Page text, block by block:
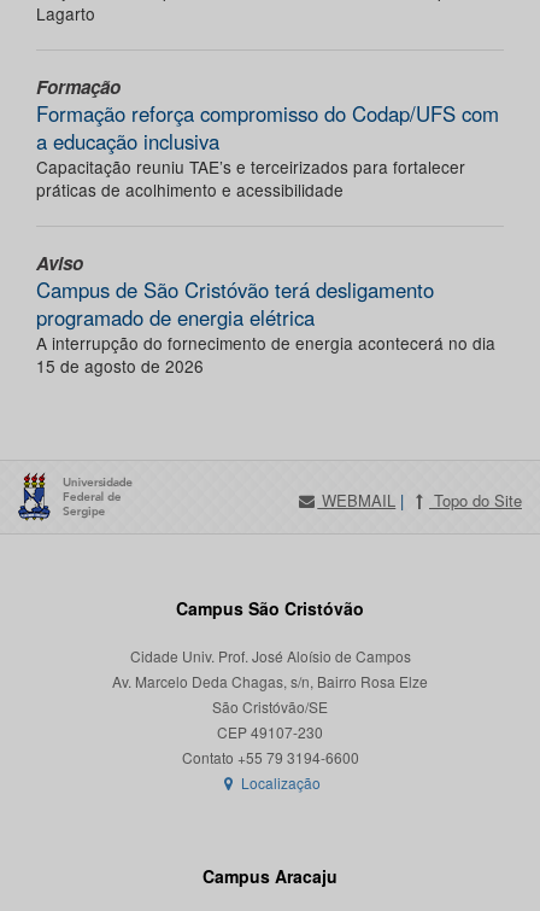
Lagarto
Formação
Formação reforça compromisso do Codap/UFS com
a educação inclusiva
Capacitação reuniu TAE’s e terceirizados para fortalecer
práticas de acolhimento e acessibilidade
Aviso
Campus de São Cristóvão terá desligamento
programado de energia elétrica
A interrupção do fornecimento de energia acontecerá no dia
15 de agosto de 2026
WEBMAIL | Topo do Site
Campus São Cristóvão
Cidade Univ. Prof. José Aloísio de Campos
Av. Marcelo Deda Chagas, s/n, Bairro Rosa Elze
São Cristóvão/SE
CEP 49107-230
Localização
Campus Aracaju